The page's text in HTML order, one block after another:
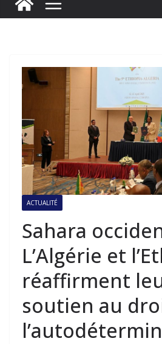
ACTUALITÉ
Sahara
L’Algérie et
réaffirment
soutien au